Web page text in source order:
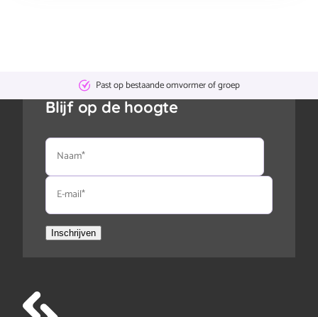
Geenabonnementskosten
Blijf op de hoogte
Naam
E-
mail
Inschrijven